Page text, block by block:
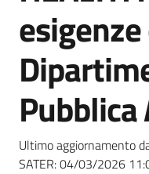
Seguici
su
Ultimo aggiornamento
SATER:04/03/2026